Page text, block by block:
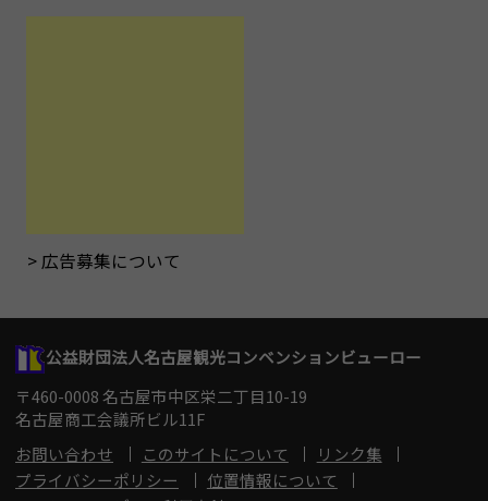
広告募集について
公益財団法人名古屋観光コンベンションビューロー
〒460-0008 名古屋市中区栄二丁目10-19
名古屋商工会議所ビル11F
お問い合わせ
このサイトについて
リンク集
プライバシーポリシー
位置情報について